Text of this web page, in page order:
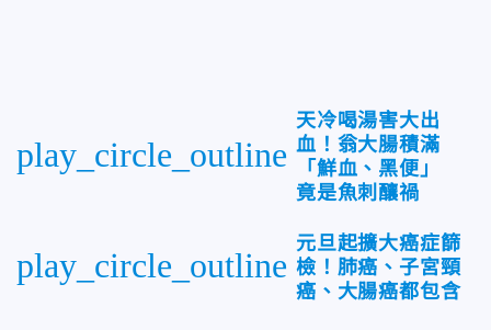
play_circle_outline
天冷喝湯害大出
血！翁大腸積滿
「鮮血、黑便」
竟是魚刺釀禍
play_circle_outline
元旦起擴大癌症篩
檢！肺癌、子宮頸
癌、大腸癌都包含